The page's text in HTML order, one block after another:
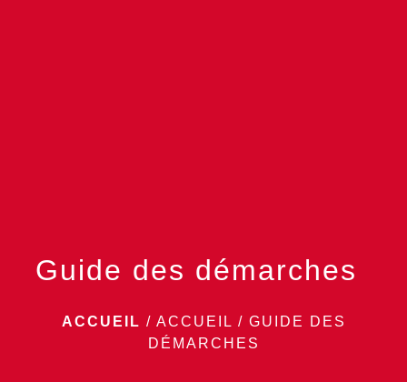
Guide des démarches
ACCUEIL / ACCUEIL / GUIDE DES
DÉMARCHES